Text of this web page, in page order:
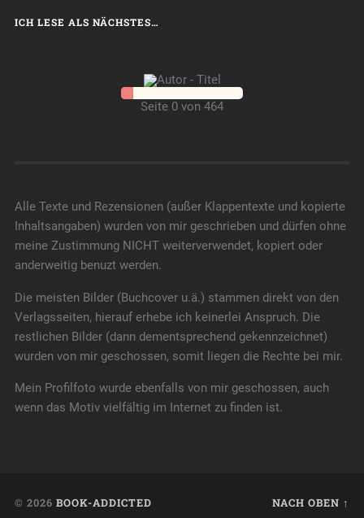
ICH LESE ALS NÄCHSTES…
Seite 0 von 464
Alle Texte und Rezensionen (außer Klappentexte und kopierte
Inhaltsangaben) wurden von mir geschrieben und dürfen ohne
meine Zustimmung NICHT weiterverwendet, kopiert oder
anderweitig benuzt werden.
Die meisten Bilder (Buchcover u.ä.) stammen direkt von den
Verlagsseiten, hierauf erhebe ich keinerlei Anspruch. Die
restlichen Bilder (dann dementsprechend gekennzeichnet)
wurden von mir geschossen, somit liegen die Rechte bei mir.
Mein Profilfoto wurde ebenfalls von mir geschossen, auch
wenn das Motiv vielfältig im Internet zu finden ist.
© 2026 BOOK-ADDICTED NACH OBEN ↑